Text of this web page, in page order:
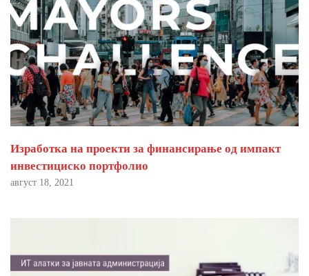
Изработка на проекти за финансирање од импакт
инвестициско портфолио
август 18, 2021